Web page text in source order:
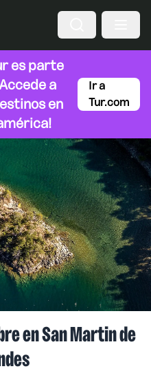
es parte
a
en
Ir a
Tur.com
en San Martin de